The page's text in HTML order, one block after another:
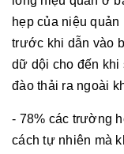
hẹp của niệu
trước khi dẫn vào
dữ dội cho đến
đào thải ra ngoài
- 78% các trường
cách tự nhiên mà